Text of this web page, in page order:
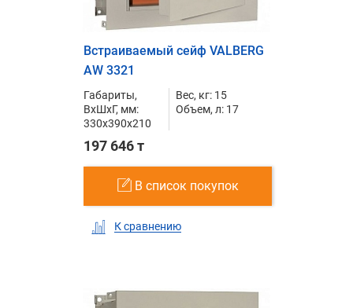
Встраиваемый сейф VALBERG
AW 3321
Габариты,
ВxШxГ, мм:
330x390x210
Вес, кг: 15
Объем, л: 17
197 646 т
В список покупок
К сравнению